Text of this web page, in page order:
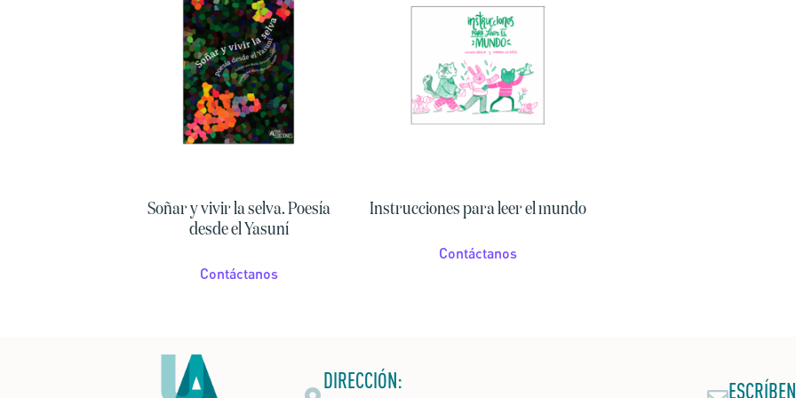
Soñar y vivir la selva. Poesía
desde el Yasuní
Contáctanos
Instrucciones para leer el mundo
Contáctanos
DIRECCIÓN: